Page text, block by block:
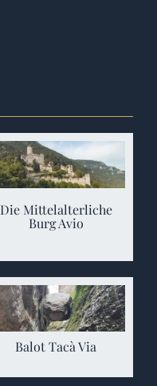
Die Mittelalterliche
Burg Avio
Balot Tacà Via